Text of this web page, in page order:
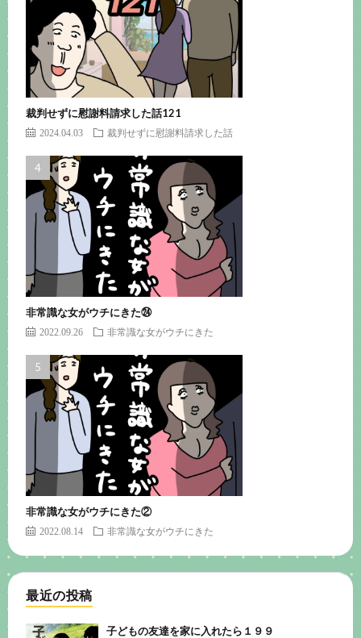
裁判せずに慰謝料請求した話121
2024.04.03 裁判せずに慰謝料請求した話
非常識な女がウチにきた㉔
2022.09.26 非常識な女がウチにきた
非常識な女がウチにきた②
2022.08.14 非常識な女がウチにきた
最近の投稿
子どもの友達を家に入れたら１９９